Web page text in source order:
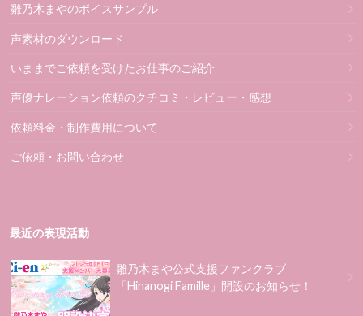
雛乃木まやのボイスサンプル
声素材のダウンロード
いままでご依頼を受けたお仕事のご紹介
声優ナレーション依頼のクチコミ・レビュー・感想
依頼料金・制作費用について
ご依頼・お問い合わせ
最近の表現活動
雛乃木まや公式支援ファンクラブ
「Hinanogi Famille」開設のお知らせ！